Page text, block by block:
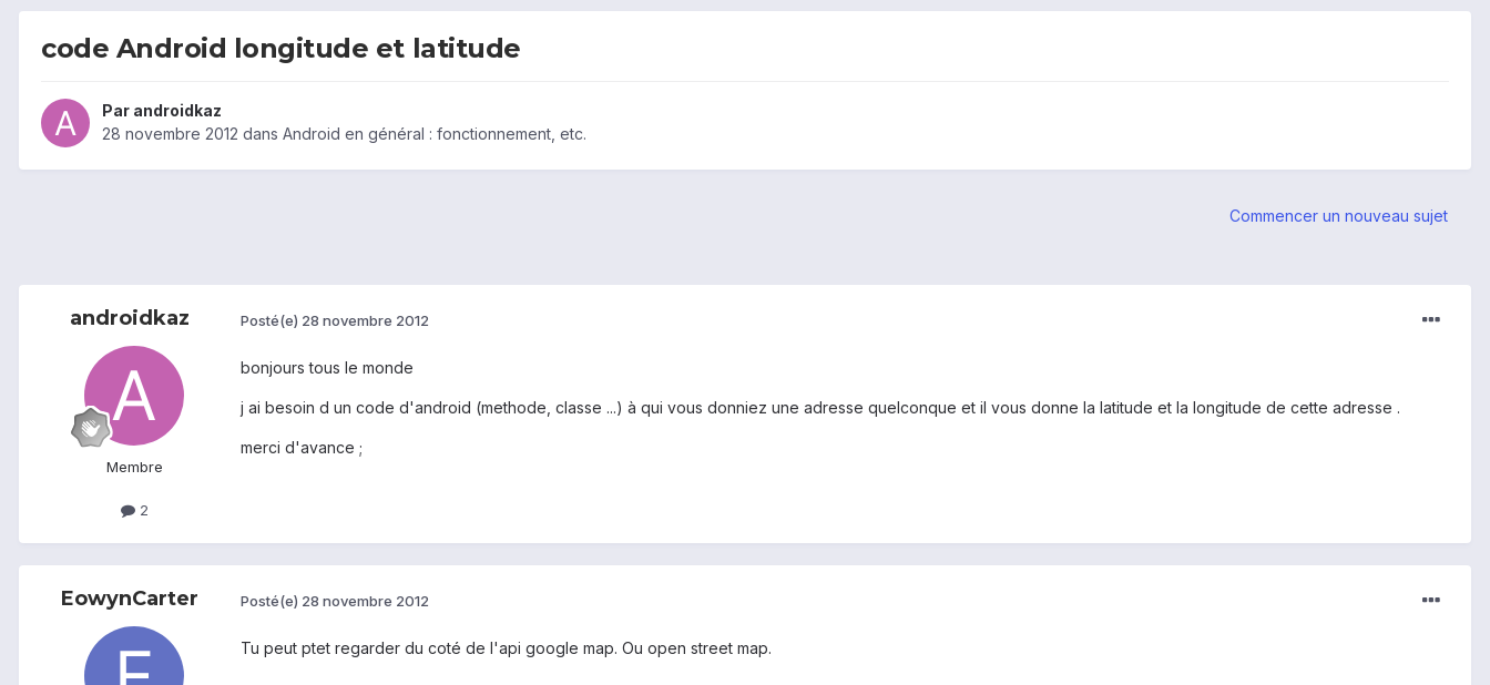
code Android longitude et latitude
Par androidkaz
28 novembre 2012 dans Android en général : fonctionnement, etc.
Commencer un nouveau sujet
androidkaz
Membre
2
Posté(e) 28 novembre 2012
bonjours tous le monde
j ai besoin d un code d'android (methode, classe ...) à qui vous donniez une adresse quelconque et il vous donne la latitude et la longitude de cette adresse .
merci d'avance ;
EowynCarter Posté(e) 28 novembre 2012
Tu peut ptet regarder du coté de l'api google map. Ou open street map.